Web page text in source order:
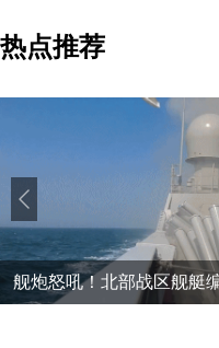
热点推荐
舰炮怒吼！北部战区舰艇